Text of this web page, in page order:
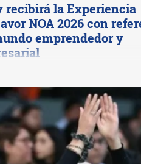
recibirá la Experiencia
NOA 2026 con
emprendedor y